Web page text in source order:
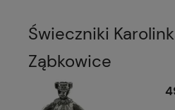
Świeczniki
Ząbkowice